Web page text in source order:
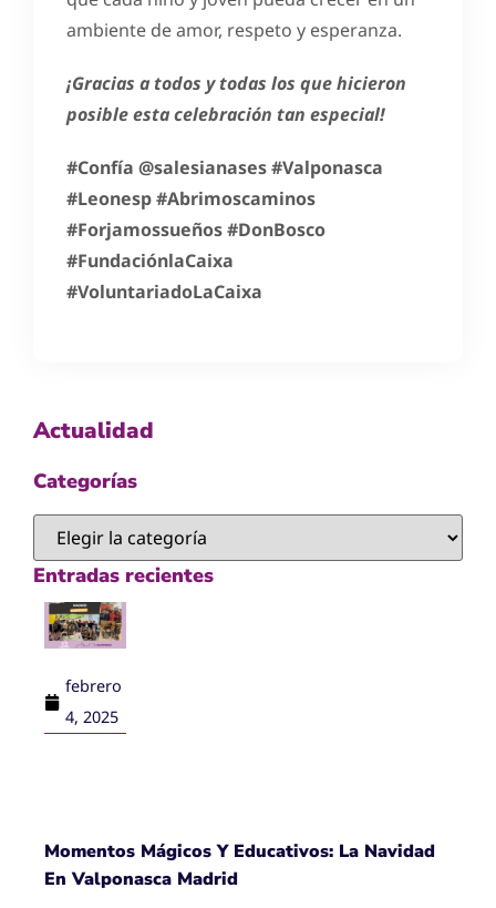
ambiente de amor, respeto y esperanza.
¡Gracias a todos y todas los que hicieron
posible esta celebración tan especial!
#Confía @salesianases #Valponasca
#Leonesp #Abrimoscaminos
#Forjamossueños #DonBosco
#FundaciónlaCaixa
#VoluntariadoLaCaixa
Actualidad
Categorías
Entradas recientes
febrero
4, 2025
Momentos Mágicos Y Educativos: La Navidad
En Valponasca Madrid